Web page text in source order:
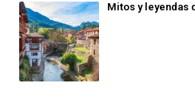
Mitos y leyendas